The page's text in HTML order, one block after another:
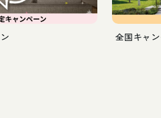
ン 全国キャ ン